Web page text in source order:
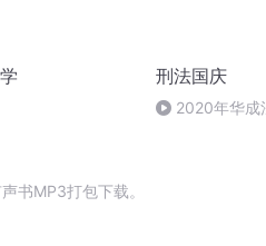
刑法国庆
2020年华成
书MP3打包下载。